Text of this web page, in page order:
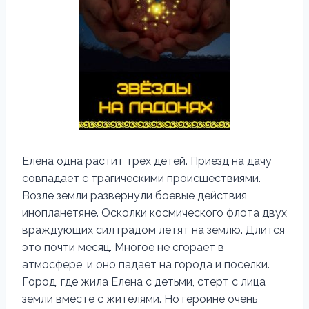
Елена одна растит трех детей. Приезд на дачу
совпадает с трагическими происшествиями.
Возле земли развернули боевые действия
инопланетяне. Осколки космического флота двух
враждующих сил градом летят на землю. Длится
это почти месяц. Многое не сгорает в
атмосфере, и оно падает на города и поселки.
Город, где жила Елена с детьми, стерт с лица
земли вместе с жителями. Но героине очень